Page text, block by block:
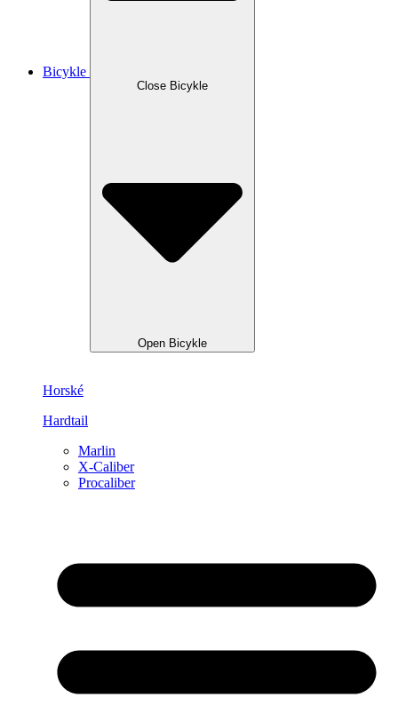
Bicykle
Close Bicykle
Open Bicykle
Horské
Hardtail
Marlin
X-Caliber
Procaliber